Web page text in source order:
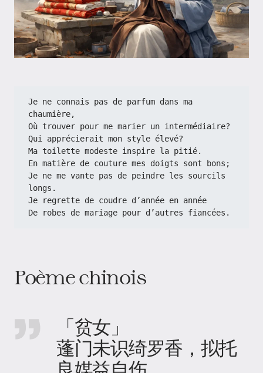
Je ne connais pas de parfum dans ma
chaumière,
Où trouver pour me marier un intermédiaire?
Qui apprécierait mon style élevé?
Ma toilette modeste inspire la pitié.
En matière de couture mes doigts sont bons;
Je ne me vante pas de peindre les sourcils
longs.
Je regrette de coudre d’année en année
De robes de mariage pour d’autres fiancées.
Poème chinois
「贫女」
蓬门未识绮罗香，拟托
良媒益自伤。